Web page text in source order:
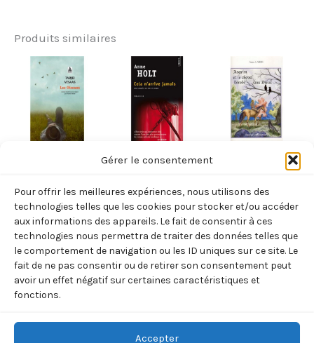
Gérer le consentement
Pour offrir les meilleures expériences, nous utilisons des
technologies telles que les cookies pour stocker et/ou accéder
aux informations des appareils. Le fait de consentir à ces
technologies nous permettra de traiter des données telles que
le comportement de navigation ou les ID uniques sur ce site. Le
fait de ne pas consentir ou de retirer son consentement peut
avoir un effet négatif sur certaines caractéristiques et
fonctions.
Accepter
Produits similaires
(TARJEI
VESAAS)
8,70€ TTC
Ajouter
au
panier
NORVÈGE
N’ARRRIVE
JAMAIS (ANNE
HOLT)
7,90 € TTC
panier
CHEVAL
DÉROBÉ AUX
DIEUX (ANNE
LABBE)
13,00€ TTC
au